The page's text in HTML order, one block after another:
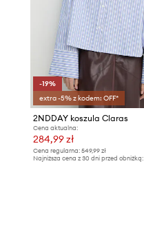
-19%
extra -5% z kodem: OFF*
2NDDAY koszula Claras
Cena aktualna:
284,99 zł
Cena regularna: 549,99 zł
Najniższa cena z 30 dni przed obniżką: